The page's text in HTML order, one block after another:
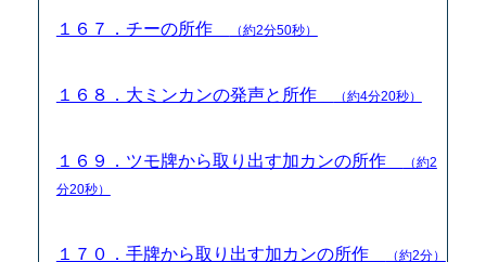
１６７．チーの所作 （約2分50秒）
１６８．大ミンカンの発声と所作 （約4分20秒）
１６９．ツモ牌から取り出す加カンの所作
（約2
分20秒）
１７０．手牌から取り出す加カンの所作 （約2分）